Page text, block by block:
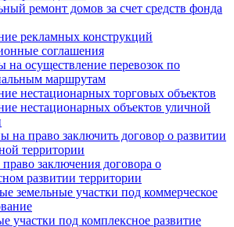
ремонт домов за счет средств фонда
рекламных конструкций
соглашения
на осуществление перевозок по
маршрутам
нестационарных торговых объектов
нестационарных объектов уличной
на право заключить договор о развитии
территории
заключения договора о
развитии территории
земельные участки под коммерческое
участки под комплексное развитие